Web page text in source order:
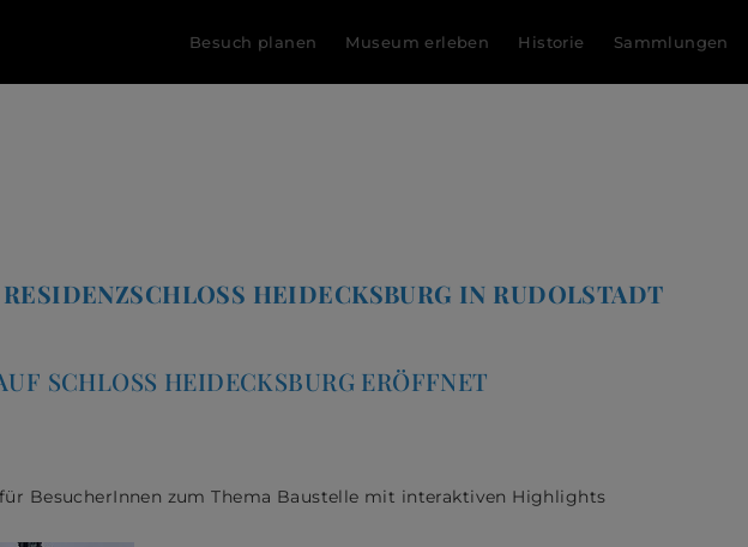
Besuch planen Museum erleben Historie Sammlungen
HEIDECKSBURG IN RUDOLSTADT
SCHLOSS HEIDECKSBURG ERÖFFNET
BesucherInnen zum Thema Baustelle mit interaktiven Highlights